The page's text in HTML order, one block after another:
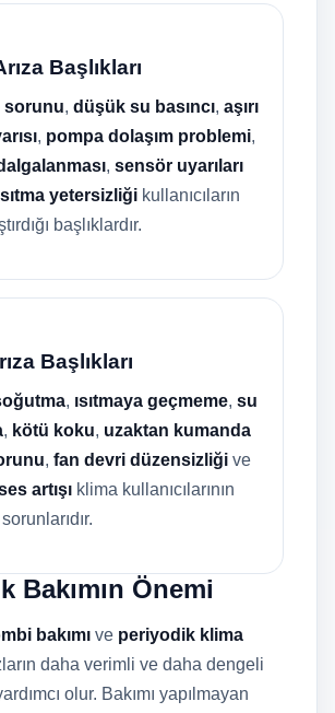
Başlıkları
sorunu, düşük su basıncı, aşırı
, pompa dolaşım problemi,
, sensör uyarıları
yetersizliği kullanıcıların
başlıklardır.
Başlıkları
, ısıtmaya geçmeme, su
, kötü koku, uzaktan kumanda
, fan devri düzensizliği ve
artışı klima kullanıcılarının
Bakımın Önemi
bakımı ve periyodik klima
daha verimli ve daha dengeli
olur. Bakımı yapılmayan